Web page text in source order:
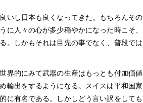
いし日本も良くなってきた。もちろんその
に人々の心が多少穏やかになった時こそ、
。しかもそれは目先の事でなく、普段では
界的にみて武器の生産はもっとも付加価値
輸出をするようになる。スイスは平和国家
に有名である。しかしどう言い訳をしても